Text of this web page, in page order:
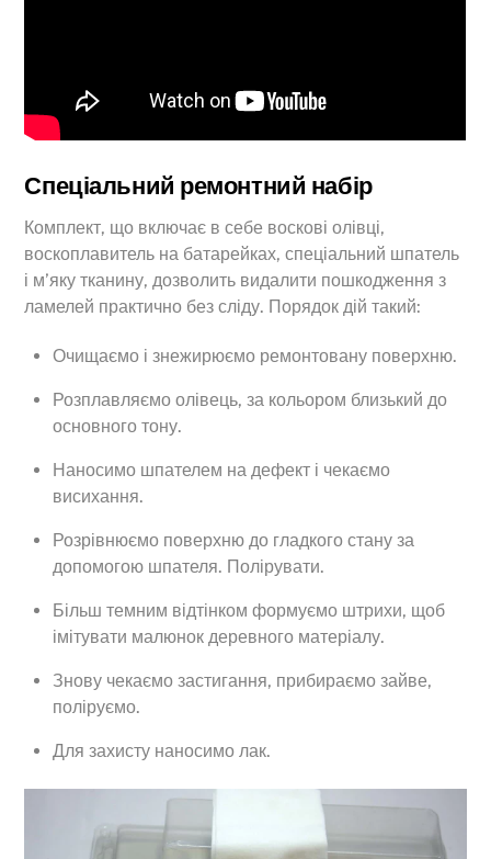
Спеціальний ремонтний набір
Комплект, що включає в себе воскові олівці,
воскоплавитель на батарейках, спеціальний шпатель
і м’яку тканину, дозволить видалити пошкодження з
ламелей практично без сліду. Порядок дій такий:
Очищаємо і знежирюємо ремонтовану поверхню.
Розплавляємо олівець, за кольором близький до
основного тону.
Наносимо шпателем на дефект і чекаємо
висихання.
Розрівнюємо поверхню до гладкого стану за
допомогою шпателя. Полірувати.
Більш темним відтінком формуємо штрихи, щоб
імітувати малюнок деревного матеріалу.
Знову чекаємо застигання, прибираємо зайве,
поліруємо.
Для захисту наносимо лак.